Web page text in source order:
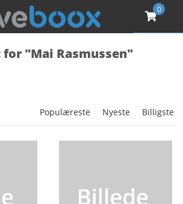
0
"Mai Rasmussen"
Populæreste Nyeste Billigste